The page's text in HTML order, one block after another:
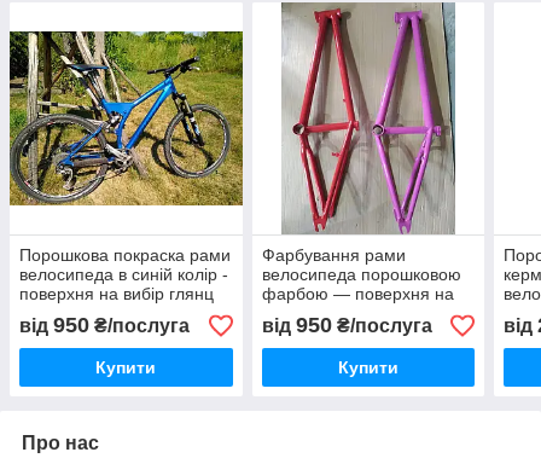
Порошкова покраска рами
велосипеда в синій колір -
поверхня на вибір глянц
від 950 ₴/послуга
Купити
Фарбування рами
велосипеда порошковою
фарбою — поверхня на
вибір: глянець або матова
від 950₴/послуга
Купити
від
Про нас